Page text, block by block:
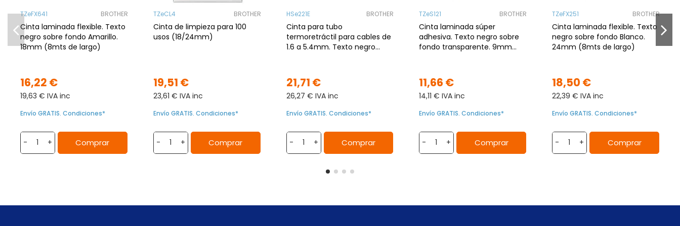
TZeFX641 BROTHER
Cinta laminada flexible. Texto
negro sobre fondo Amarillo.
18mm (8mts de largo)
16,22 €
19,63 € IVA inc
Envío GRATIS. Condiciones*
- + Comprar
TZeCL4 BROTHER
Cinta de limpieza para 100
usos (18/24mm)
19,51 €
23,61 € IVA inc
Envío GRATIS. Condiciones*
- + Comprar
HSe221E BROTHER
Cinta para tubo
termoretráctil para cables de
1.6 a 5.4mm. Texto negro
21,71 €
26,27 € IVA inc
Envío GRATIS. Condiciones*
- + Comprar
TZeS121 BROTHER
Cinta laminada súper
adhesiva. Texto negro sobre
fondo transparente. 9mm
11,66 €
14,11 € IVA inc
Envío GRATIS. Condiciones*
- + Comprar
TZeFX251 BROTHER
Cinta laminada flexible. Texto
negro sobre fondo Blanco.
24mm (8mts de largo)
18,50 €
22,39 € IVA inc
Envío GRATIS. Condiciones*
- + Comprar